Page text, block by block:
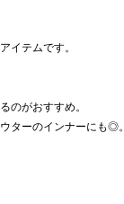
イテムです。
のがおすすめ。
ターのインナーにも◎。